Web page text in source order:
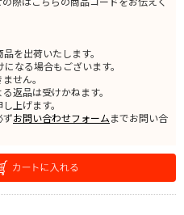
を出荷いたします。
なる場合もございます。
せん。
返品は受けかねます。
上げます。
お問い合わせフォームまでお問い合